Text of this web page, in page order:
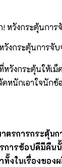
งกระตุ้นการจั
หวังกระตุ้นให้เ
หนักเอาใจนักช้
ตรการกระตุ้น
การช้อปดีมีคืน
ในเรื่องขอ